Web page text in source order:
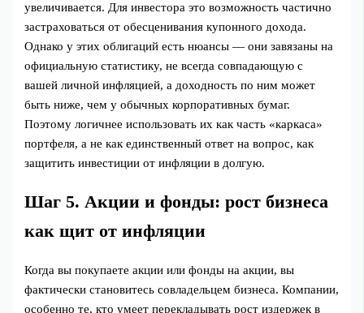
увеличивается. Для инвестора это возможность частично
застраховаться от обесценивания купонного дохода.
Однако у этих облигаций есть нюансы — они завязаны на
официальную статистику, не всегда совпадающую с
вашей личной инфляцией, а доходность по ним может
быть ниже, чем у обычных корпоративных бумаг.
Поэтому логичнее использовать их как часть «каркаса»
портфеля, а не как единственный ответ на вопрос, как
защитить инвестиции от инфляции в долгую.
Шаг 5. Акции и фонды: рост бизнеса
как щит от инфляции
Когда вы покупаете акции или фонды на акции, вы
фактически становитесь совладельцем бизнеса. Компании,
особенно те, кто умеет перекладывать рост издержек в